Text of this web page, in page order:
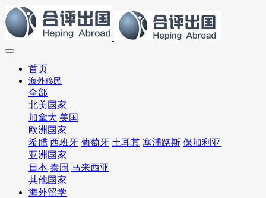
首页
海外移民
全部
北美国家
加拿大 美国
欧洲国家
希腊 西班牙 葡萄牙 土耳其 塞浦路斯 保加利亚
亚洲国家
日本 泰国 马来西亚
其他国家
海外留学